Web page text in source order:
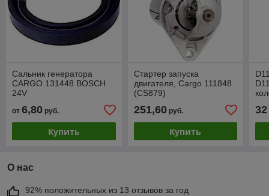
Сальник генератора
CARGO 131448 BOSCH
24V
от 6,80 руб.
Купить
Стартер запуска
двигателя, Cargo 111848
(CS879)
251,60руб.
Купить
32
О нас
92% положительных из 13 отзывов за год